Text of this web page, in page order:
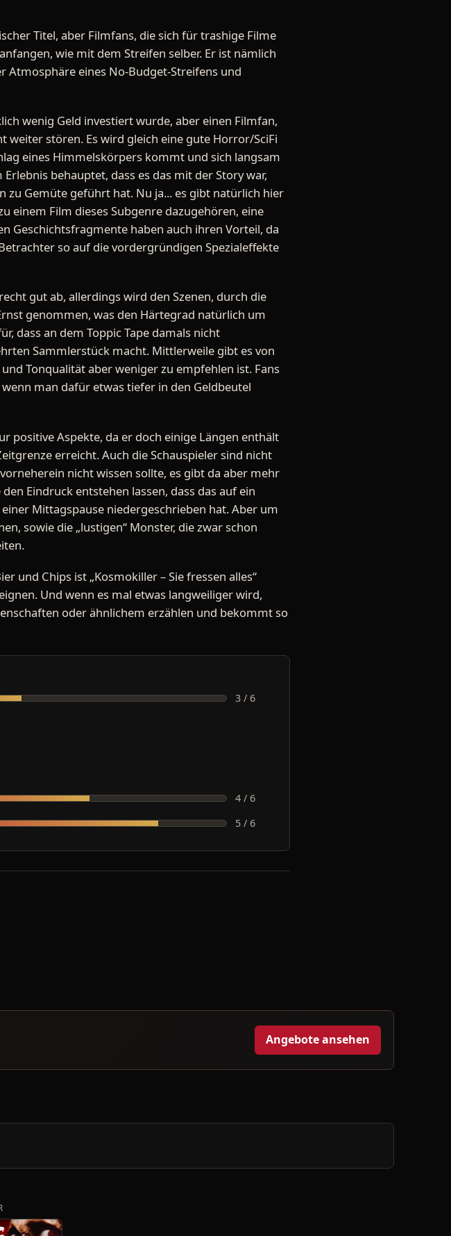
Titel, aber Filmfans, die sich für trashige Filme
wie mit dem Streifen selber. Er ist nämlich
Atmosphäre eines No-Budget-Streifens und
wenig Geld investiert wurde, aber einen Filmfan,
stören. Es wird gleich eine gute Horror/SciFi
eines Himmelskörpers kommt und sich langsam
behauptet, dass es das mit der Story war,
zu Gemüte geführt hat. Nu ja... es gibt natürlich hier
einem Film dieses Subgenre dazugehören, eine
Geschichtsfragmente haben auch ihren Vorteil, da
so auf die vordergründigen Spezialeffekte
gut ab, allerdings wird den Szenen, durch die
genommen, was den Härtegrad natürlich um
dass an dem Toppic Tape damals nicht
Sammlerstück macht. Mittlerweile gibt es von
Tonqualität aber weniger zu empfehlen ist. Fans
man dafür etwas tiefer in den Geldbeutel
positive Aspekte, da er doch einige Längen enthält
erreicht. Auch die Schauspieler sind nicht
nicht wissen sollte, es gibt da aber mehr
Eindruck entstehen lassen, dass das auf ein
Mittagspause niedergeschrieben hat. Aber um
sowie die „lustigen“ Monster, die zwar schon
und Chips ist „Kosmokiller – Sie fressen alles“
Und wenn es mal etwas langweiliger wird,
oder ähnlichem erzählen und bekommt so
3 / 6
4 / 6
5 / 6
Angebote ansehen